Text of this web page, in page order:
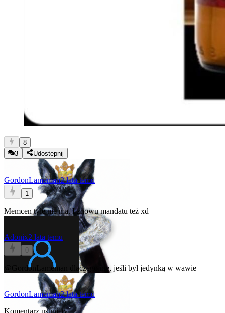
8
3
Udostępnij
GordonLameman2 lata temu
1
Memcen tyle nie ma. I znowu mandatu też xd
Adonix2 lata temu
0
@GordonLameman dlaczego nie, jeśli był jedynką w wawie
GordonLameman2 lata temu
Komentarz usunięty